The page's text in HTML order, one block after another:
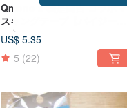
Qmono x 我是白吉 コラボマ
スキングテープ【バイジーの
ささやき (QMT-JI02)】
US$ 5.35
5 (22)